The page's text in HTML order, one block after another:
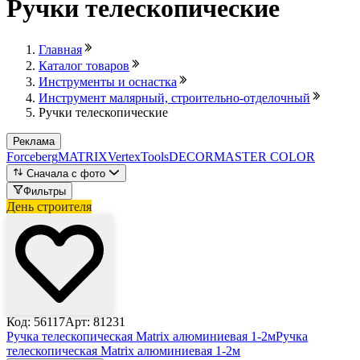
Ручки телескопические
Главная
Каталог товаров
Инструменты и оснастка
Инструмент малярный, строительно-отделочный
Ручки телескопические
Реклама
ForcebergMATRIXVertexToolsDECORMASTER COLOR
Сначала с фото
Фильтры
День строителя
Код: 56117Арт: 81231
Ручка телескопическая Matrix алюминиевая 1-2мРучка
телескопическая Matrix алюминиевая 1-2м